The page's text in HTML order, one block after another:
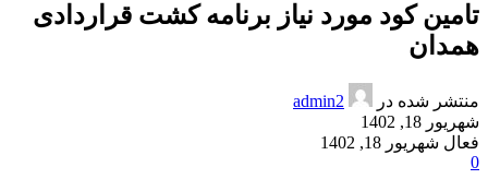
تامین کود مورد نیاز برنامه کشت قراردادی
همدان
منتشر شده در
admin2
شهریور 18, 1402
فعال شهریور 18, 1402
0